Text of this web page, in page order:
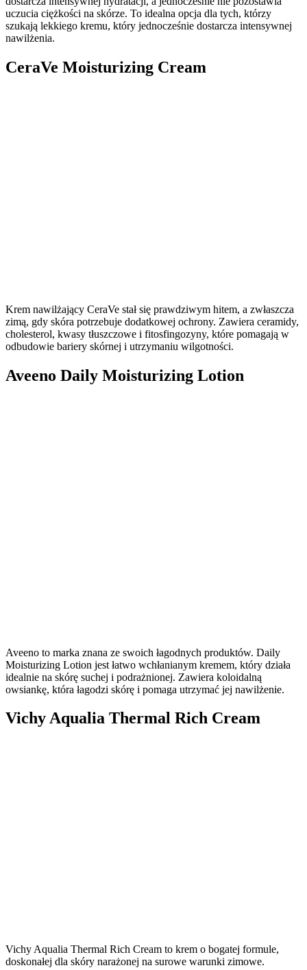
uczucia ciężkości na skórze. To idealna opcja dla tych, którzy
szukają lekkiego kremu, który jednocześnie dostarcza intensywnej
nawilżenia.
CeraVe Moisturizing Cream
Krem nawilżający CeraVe stał się prawdziwym hitem, a zwłaszcza
zimą, gdy skóra potrzebuje dodatkowej ochrony. Zawiera ceramidy,
cholesterol, kwasy tłuszczowe i fitosfingozyny, które pomagają w
odbudowie bariery skórnej i utrzymaniu wilgotności.
Aveeno Daily Moisturizing Lotion
Aveeno to marka znana ze swoich łagodnych produktów. Daily
Moisturizing Lotion jest łatwo wchłanianym kremem, który działa
idealnie na skórę suchej i podrażnionej. Zawiera koloidalną
owsiankę, która łagodzi skórę i pomaga utrzymać jej nawilżenie.
Vichy Aqualia Thermal Rich Cream
Vichy Aqualia Thermal Rich Cream to krem o bogatej formule,
doskonałej dla skóry narażonej na surowe warunki zimowe.